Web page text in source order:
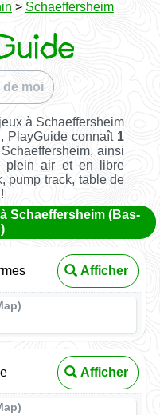
> Schaeffersheim
moi
à Schaeffersheim
PlayGuide connaît 1
ainsi
plein air et en libre
pump track, table de
Schaeffersheim (Bas-
Afficher
Afficher